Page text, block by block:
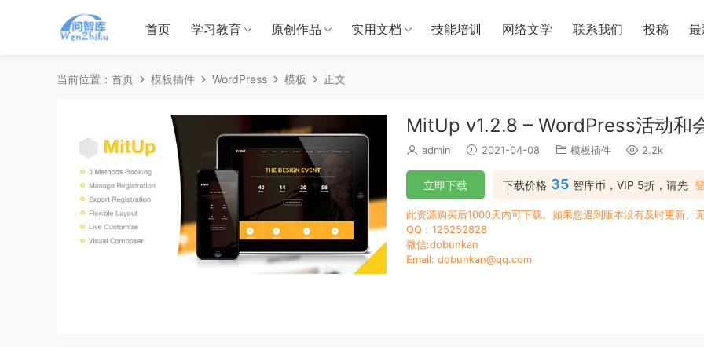
首页 学习教育 原创作品 实用文档 技能培训 网络文学 联系我们 投稿
当前位置： 首页 模板插件 WordPress 模板 正文
MitUp v1.2.8 – WordPress活动和
admin 2021-04-08 模板插件 2.2k
下载价格 35 智库币，VIP 5折，请先
立即下载
此资源购买后1000天内可下载。如果您遇到版本没有及时更新、
QQ：125252828
微信:dobunkan
Email: dobunkan@qq.com